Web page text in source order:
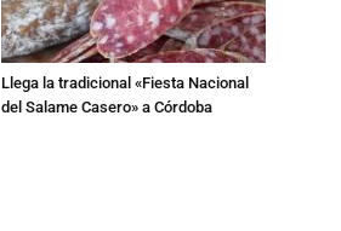
Llega la tradicional «Fiesta Nacional
del Salame Casero» a Córdoba